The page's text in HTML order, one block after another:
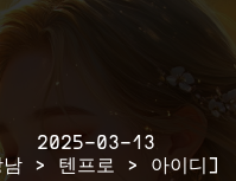
2025-03-13
남 > 텐프로 > 아이디]